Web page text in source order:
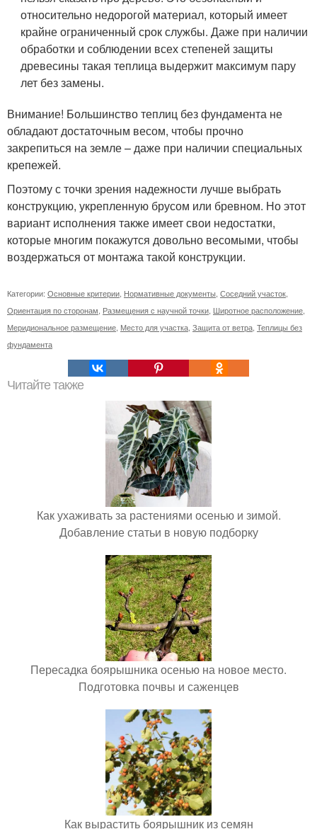
относительно недорогой материал, который имеет
крайне ограниченный срок службы. Даже при наличии
обработки и соблюдении всех степеней защиты
древесины такая теплица выдержит максимум пару
лет без замены.
Внимание! Большинство теплиц без фундамента не
обладают достаточным весом, чтобы прочно
закрепиться на земле – даже при наличии специальных
крепежей.
Поэтому с точки зрения надежности лучше выбрать
конструкцию, укрепленную брусом или бревном. Но этот
вариант исполнения также имеет свои недостатки,
которые многим покажутся довольно весомыми, чтобы
воздержаться от монтажа такой конструкции.
Категории: Основные критерии Нормативные документы Соседний участок
Ориентация по сторонам Размещения с научной точки Широтное расположение
Меридиональное размещение Место для участка Защита от ветра Теплицы без
фундамента
Читайте также
Как ухаживать за растениями осенью и зимой.
Добавление статьи в новую подборку
Пересадка боярышника осенью на новое место.
Подготовка почвы и саженцев
Как вырастить боярышник из семян